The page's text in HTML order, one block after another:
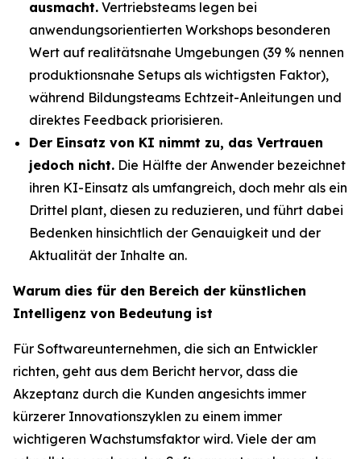
ausmacht. Vertriebsteams legen bei
anwendungsorientierten Workshops besonderen
Wert auf realitätsnahe Umgebungen (39 % nennen
produktionsnahe Setups als wichtigsten Faktor),
während Bildungsteams Echtzeit-Anleitungen und
direktes Feedback priorisieren.
Der Einsatz von KI nimmt zu, das Vertrauen
jedoch nicht. Die Hälfte der Anwender bezeichnet
ihren KI-Einsatz als umfangreich, doch mehr als ein
Drittel plant, diesen zu reduzieren, und führt dabei
Bedenken hinsichtlich der Genauigkeit und der
Aktualität der Inhalte an.
Warum dies für den Bereich der künstlichen
Intelligenz von Bedeutung ist
Für Softwareunternehmen, die sich an Entwickler
richten, geht aus dem Bericht hervor, dass die
Akzeptanz durch die Kunden angesichts immer
kürzerer Innovationszyklen zu einem immer
wichtigeren Wachstumsfaktor wird. Viele der am